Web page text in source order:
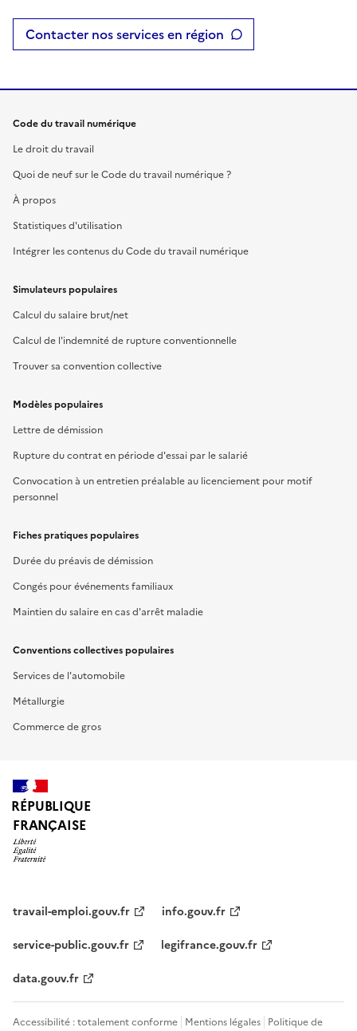
Contacter nos services en région
Code du travail numérique
Le droit du travail
Quoi de neuf sur le Code du travail numérique ?
À propos
Statistiques d'utilisation
Intégrer les contenus du Code du travail numérique
Simulateurs populaires
Calcul du salaire brut/net
Calcul de l'indemnité de rupture conventionnelle
Trouver sa convention collective
Modèles populaires
Lettre de démission
Rupture du contrat en période d'essai par le salarié
Convocation à un entretien préalable au licenciement pour motif
personnel
Fiches pratiques populaires
Durée du préavis de démission
Congés pour événements familiaux
Maintien du salaire en cas d'arrêt maladie
Conventions collectives populaires
Services de l'automobile
Métallurgie
Commerce de gros
RÉPUBLIQUE
FRANÇAISE
travail-emploi.gouv.fr
info.gouv.fr
service-public.gouv.fr
legifrance.gouv.fr
data.gouv.fr
Accessibilité : totalement conforme Mentions légales Politique de